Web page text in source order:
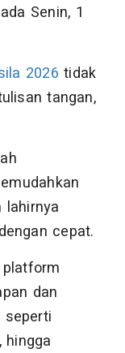
Senin, 1
2026 tidak
tangan,
lahirnya
cepat.
dan
seperti
hingga